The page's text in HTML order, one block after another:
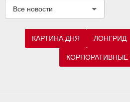
Все новости
КАРТИНА ДНЯ ЛОНГРИД